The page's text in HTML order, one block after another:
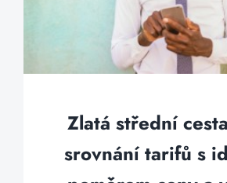
Zlatá střední
srovnání tarifů s